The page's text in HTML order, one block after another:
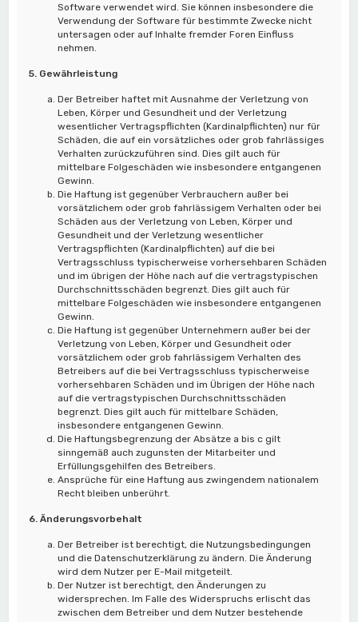
Software verwendet wird. Sie können insbesondere die
Verwendung der Software für bestimmte Zwecke nicht
untersagen oder auf Inhalte fremder Foren Einfluss
nehmen.
5. Gewährleistung
Der Betreiber haftet mit Ausnahme der Verletzung von
Leben, Körper und Gesundheit und der Verletzung
wesentlicher Vertragspflichten (Kardinalpflichten) nur für
Schäden, die auf ein vorsätzliches oder grob fahrlässiges
Verhalten zurückzuführen sind. Dies gilt auch für
mittelbare Folgeschäden wie insbesondere entgangenen
Gewinn.
Die Haftung ist gegenüber Verbrauchern außer bei
vorsätzlichem oder grob fahrlässigem Verhalten oder bei
Schäden aus der Verletzung von Leben, Körper und
Gesundheit und der Verletzung wesentlicher
Vertragspflichten (Kardinalpflichten) auf die bei
Vertragsschluss typischerweise vorhersehbaren Schäden
und im übrigen der Höhe nach auf die vertragstypischen
Durchschnittsschäden begrenzt. Dies gilt auch für
mittelbare Folgeschäden wie insbesondere entgangenen
Gewinn.
Die Haftung ist gegenüber Unternehmern außer bei der
Verletzung von Leben, Körper und Gesundheit oder
vorsätzlichem oder grob fahrlässigem Verhalten des
Betreibers auf die bei Vertragsschluss typischerweise
vorhersehbaren Schäden und im Übrigen der Höhe nach
auf die vertragstypischen Durchschnittsschäden
begrenzt. Dies gilt auch für mittelbare Schäden,
insbesondere entgangenen Gewinn.
Die Haftungsbegrenzung der Absätze a bis c gilt
sinngemäß auch zugunsten der Mitarbeiter und
Erfüllungsgehilfen des Betreibers.
Ansprüche für eine Haftung aus zwingendem nationalem
Recht bleiben unberührt.
6. Änderungsvorbehalt
Der Betreiber ist berechtigt, die Nutzungsbedingungen
und die Datenschutzerklärung zu ändern. Die Änderung
wird dem Nutzer per E-Mail mitgeteilt.
Der Nutzer ist berechtigt, den Änderungen zu
widersprechen. Im Falle des Widerspruchs erlischt das
zwischen dem Betreiber und dem Nutzer bestehende